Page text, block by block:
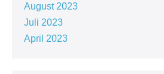
August 2023
Juli 2023
April 2023